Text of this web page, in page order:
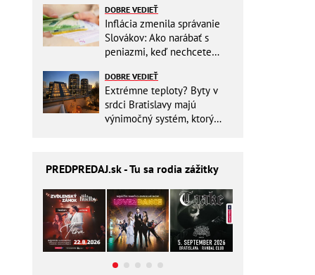
DOBRE VEDIEŤ
Inflácia zmenila správanie
Slovákov: Ako narábať s
peniazmi, keď nechcete
DOBRE VEDIEŤ
Extrémne teploty? Byty v
srdci Bratislavy majú
výnimočný systém, ktorý
PREDPREDAJ.sk - Tu sa rodia zážitky